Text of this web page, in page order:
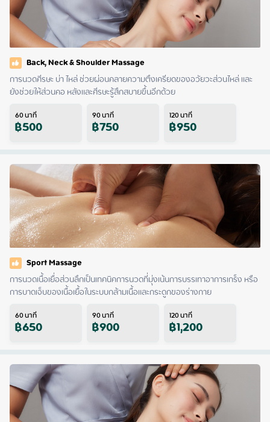
Back, Neck & Shoulder Massage
การนวดศีรษะ บ่า ไหล่ ช่วยผ่อนคลายความตึงเครียดของอวัยวะส่วนไหล่ และ
ยังช่วยให้ส่วนคอ หลังและศีรษะรู้สึกสบายขึ้นอีกด้วย
60นาที
฿500 90นาที
฿750 120นาที
฿950
Sport Massage
การนวดเนื้อเยื่อส่วนลึกเป็นเทคนิคการนวดที่มุ่งเน้นการบรรเทาอาการเกร็ง หรือ
การบาดเจ็บของเนื้อเยื้อในระบบกล้ามเนื้อและกระดูกของร่างกาย
60นาที
฿650 90นาที
฿900 120นาที
฿1,200